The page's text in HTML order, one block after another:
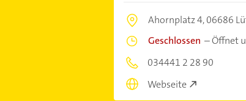
Ahornplatz 4,06686
Geschlossen –Öffnet
034441 2 28 90
Webseite